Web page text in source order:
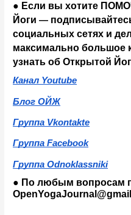
● Если вы хотите
Йоги —
социальных сетях и
максимально большое
узнать об Открытой
Канал Youtube
Блог ОЙЖ
Группа Vkontakte
Группа Facebook
Группа Odnoklassniki
● По любым вопросам